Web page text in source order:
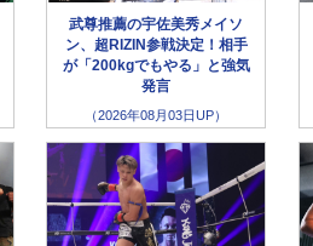
武尊推薦の宇佐美秀メイソ
ン、超RIZIN参戦決定！相手
が「200kgでもやる」と強気
発言
（2026年08月03日UP）